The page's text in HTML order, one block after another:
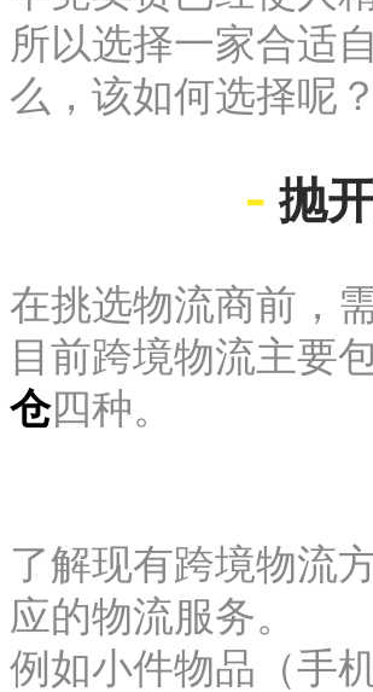
所以选择一家合适
么，该如何选择呢？
-抛
在挑选物流商前，
目前跨境物流主要
仓四种。
了解现有跨境物流
应的物流服务。
例如小件物品（手